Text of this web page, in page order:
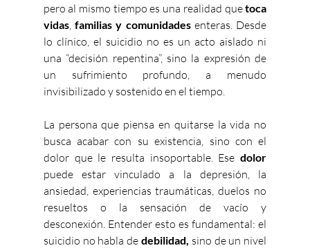
pero al mismo tiempo es una realidad que toca
vidas, familias y comunidades enteras. Desde
lo clínico, el suicidio no es un acto aislado ni
una “decisión repentina”, sino la expresión de
un sufrimiento profundo, a menudo
invisibilizado y sostenido en el tiempo.
La persona que piensa en quitarse la vida no
busca acabar con su existencia, sino con el
dolor que le resulta insoportable. Ese
puede estar vinculado a la depresión, la
ansiedad, experiencias traumáticas, duelos no
resueltos o la sensación de vacío y
desconexión. Entender esto es fundamental: el
suicidio no habla de debilidad, sino de un nivel